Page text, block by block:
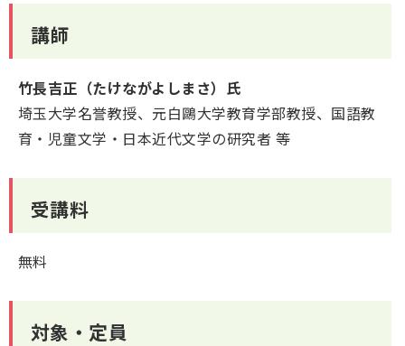
講師
竹長吉正（たけながよしまさ）氏
埼玉大学名誉教授、元白鷗大学教育学部教授、国語教
育・児童文学・日本近代文学の研究者 等
受講料
無料
対象・定員